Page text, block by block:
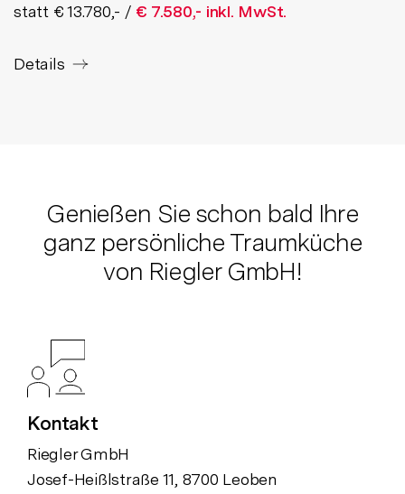
statt € 13.780,- / € 7.580,- inkl. MwSt.
Details
Genießen Sie schon bald Ihre
ganz persönliche Traumküche
von Riegler GmbH!
Kontakt
Riegler GmbH
Josef-Heißlstraße 11, 8700 Leoben